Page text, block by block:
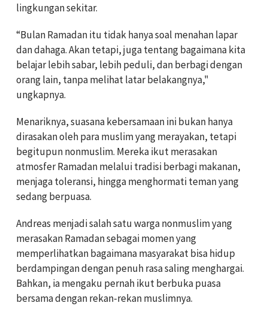
lingkungan sekitar.
“Bulan Ramadan itu tidak hanya soal menahan lapar
dan dahaga. Akan tetapi, juga tentang bagaimana kita
belajar lebih sabar, lebih peduli, dan berbagi dengan
orang lain, tanpa melihat latar belakangnya,"
ungkapnya.
Menariknya, suasana kebersamaan ini bukan hanya
dirasakan oleh para muslim yang merayakan, tetapi
begitupun nonmuslim. Mereka ikut merasakan
atmosfer Ramadan melalui tradisi berbagi makanan,
menjaga toleransi, hingga menghormati teman yang
sedang berpuasa.
Andreas menjadi salah satu warga nonmuslim yang
merasakan Ramadan sebagai momen yang
memperlihatkan bagaimana masyarakat bisa hidup
berdampingan dengan penuh rasa saling menghargai.
Bahkan, ia mengaku pernah ikut berbuka puasa
bersama dengan rekan-rekan muslimnya.